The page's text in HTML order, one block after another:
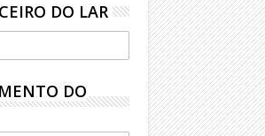
DO LAR
DO